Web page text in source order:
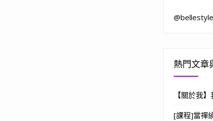
熱門文章
【關於我
[課程]當禪